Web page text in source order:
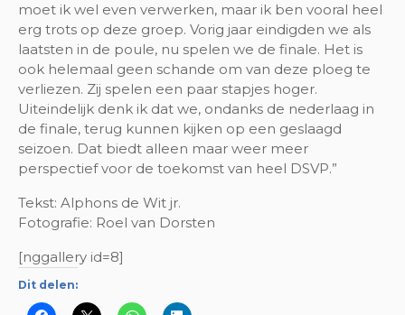
moet ik wel even verwerken, maar ik ben vooral heel
erg trots op deze groep. Vorig jaar eindigden we als
laatsten in de poule, nu spelen we de finale. Het is
ook helemaal geen schande om van deze ploeg te
verliezen. Zij spelen een paar stapjes hoger.
Uiteindelijk denk ik dat we, ondanks de nederlaag in
de finale, terug kunnen kijken op een geslaagd
seizoen. Dat biedt alleen maar weer meer
perspectief voor de toekomst van heel DSVP.”
Tekst: Alphons de Wit jr.
Fotografie: Roel van Dorsten
[nggallery id=8]
Dit delen: